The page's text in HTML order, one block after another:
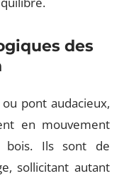
des
pont audacieux,
en mouvement
Ils sont de
sollicitant autant